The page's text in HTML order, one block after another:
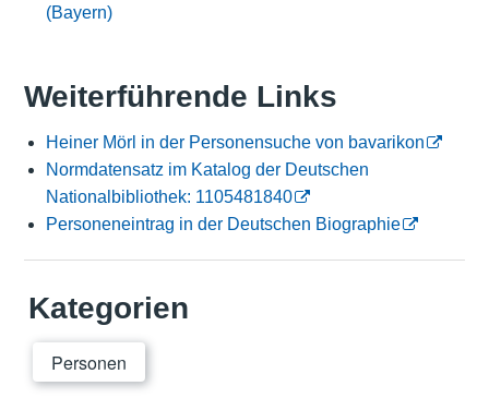
(Bayern)
Weiterführende Links
Heiner Mörl in der Personensuche von bavarikon
Normdatensatz im Katalog der Deutschen
Nationalbibliothek: 1105481840
Personeneintrag in der Deutschen Biographie
Kategorien
Personen